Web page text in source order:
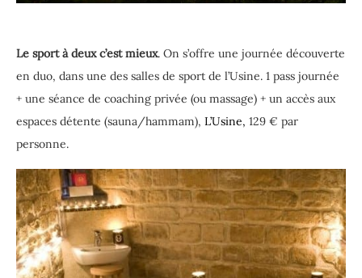
Le sport à deux c’est mieux. On s’offre une journée découverte
en duo, dans une des salles de sport de l’Usine. 1 pass journée
+ une séance de coaching privée (ou massage) + un accès aux
espaces détente (sauna/hammam), L’Usine, 129 € par
personne.